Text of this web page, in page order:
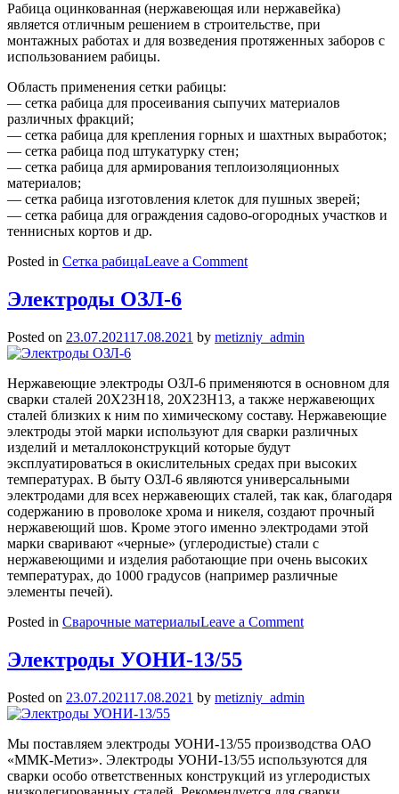
Рабица оцинкованная (нержавеющая или нержавейка)
является отличным решением в строительстве, при
монтажных работах и для возведения протяженных заборов с
использованием рабицы.
Область применения сетки рабицы:
— сетка рабица для просеивания сыпучих материалов
различных фракций;
— сетка рабица для крепления горных и шахтных выработок;
— сетка рабица под штукатурку стен;
— сетка рабица для армирования теплоизоляционных
материалов;
— сетка рабица изготовления клеток для пушных зверей;
— сетка рабица для ограждения садово-огородных участков и
теннисных кортов и др.
Posted in Сетка рабицаLeave a Commenton
Электроды ОЗЛ-6
Posted on 23.07.202117.08.2021 by metizniy_admin
Нержавеющие электроды ОЗЛ-6 применяются в основном для
сварки сталей 20Х23Н18, 20Х23Н13, а также нержавеющих
сталей близких к ним по химическому составу. Нержавеющие
электроды этой марки используют для сварки различных
изделий и металлоконструкций которые будут
эксплуатироваться в окислительных средах при высоких
температурах. В быту ОЗЛ-6 являются универсальными
электродами для всех нержавеющих сталей, так как, благодаря
содержанию в проволоке хрома и никеля, создают прочный
нержавеющий шов. Кроме этого именно электродами этой
марки сваривают «черные» (углеродистые) стали с
нержавеющими и изделия работающие при очень высоких
температурах, до 1000 градусов (например различные
элементы печей).
Posted in Сварочные материалыLeave a Commenton
Электроды УОНИ-13/55
Posted on 23.07.202117.08.2021 by metizniy_admin
Мы поставляем электроды УОНИ-13/55 производства ОАО
«ММК-Метиз». Электроды УОНИ-13/55 используются для
сварки особо ответственных конструкций из углеродистых